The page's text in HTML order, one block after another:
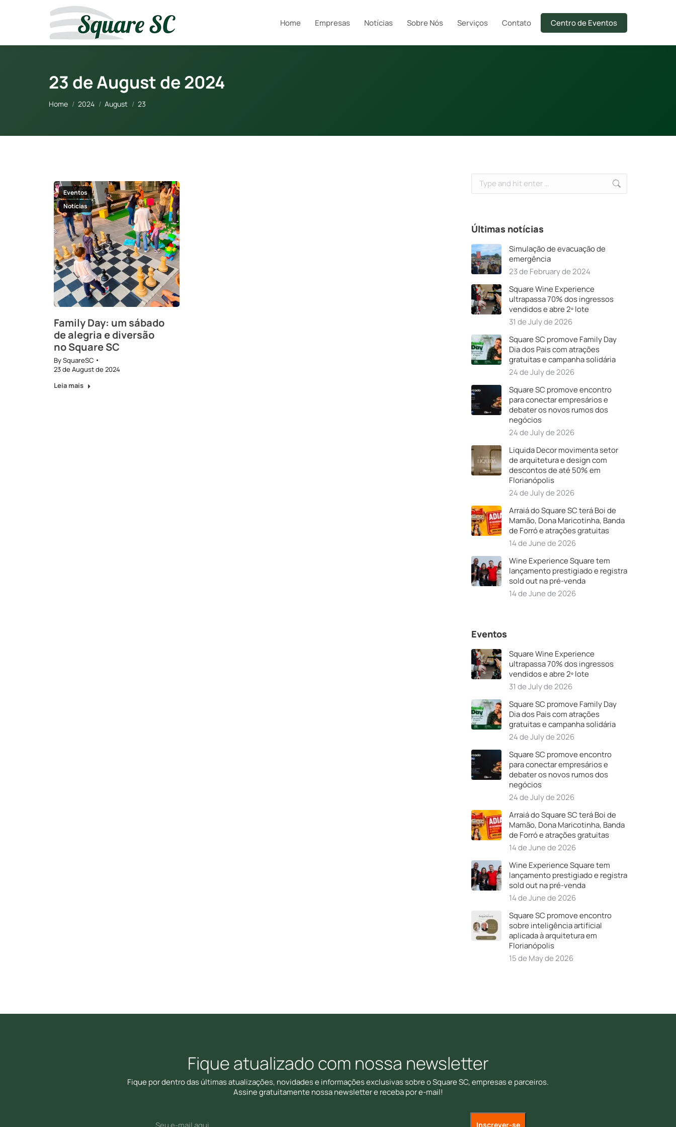
Home Empresas Notícias Sobre Nós Serviços Contato Centro de Eventos
23 de August de 2024
You are here:
Home 2024 August 23
Eventos
Notícias
Family Day: um sábado
de alegria e diversão
no Square SC
BySquareSC
23 de August de 2024
Leia mais
Últimas notícias
Simulação de evacuação de
emergência
23 de February de 2024
Square Wine Experience
ultrapassa 70% dos ingressos
vendidos e abre 2º lote
31 de July de 2026
Square SC promove Family Day
Dia dos Pais com atrações
gratuitas e campanha solidária
24 de July de 2026
Square SC promove encontro
para conectar empresários e
debater os novos rumos dos
negócios
24 de July de 2026
Liquida Decor movimenta setor
de arquitetura e design com
descontos de até 50% em
Florianópolis
24 de July de 2026
Arraiá do Square SC terá Boi de
Mamão, Dona Maricotinha, Banda
de Forró e atrações gratuitas
14 de June de 2026
Wine Experience Square tem
lançamento prestigiado e registra
sold out na pré-venda
14 de June de 2026
Eventos
Square Wine Experience
ultrapassa 70% dos ingressos
vendidos e abre 2º lote
31 de July de 2026
Square SC promove Family Day
Dia dos Pais com atrações
gratuitas e campanha solidária
24 de July de 2026
Square SC promove encontro
para conectar empresários e
debater os novos rumos dos
negócios
24 de July de 2026
Arraiá do Square SC terá Boi de
Mamão, Dona Maricotinha, Banda
de Forró e atrações gratuitas
14 de June de 2026
Wine Experience Square tem
lançamento prestigiado e registra
sold out na pré-venda
14 de June de 2026
Square SC promove encontro
sobre inteligência artificial
aplicada à arquitetura em
Florianópolis
15 de May de 2026
Fique atualizado com nossa newsletter
Fique por dentro das últimas atualizações, novidades e informações exclusivas sobre o Square SC, empresas e parceiros.
Assine gratuitamente nossa newsletter e receba por e-mail!